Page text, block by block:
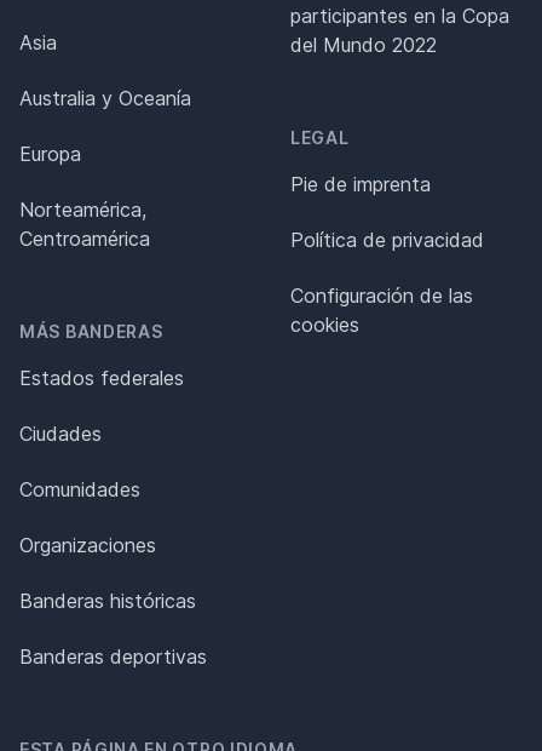
Asia
Australia y Oceanía
Europa
Norteamérica,
Centroamérica
MÁS BANDERAS
Estados federales
Ciudades
Comunidades
Organizaciones
Banderas históricas
Banderas deportivas
participantes en la Copa
del Mundo 2022
LEGAL
Pie de imprenta
Política de privacidad
Configuración de las
cookies